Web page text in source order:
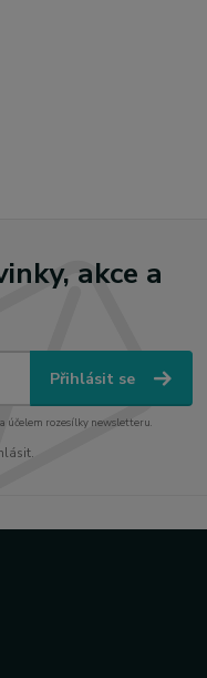
akce a
Přihlásit se
účelem rozesílky newsletteru.